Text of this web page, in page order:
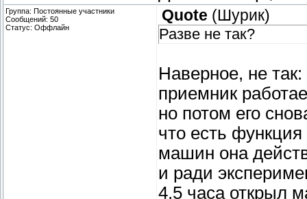
Группа: Постоянные участники
Сообщений: 50
Статус: Оффлайн
Quote (Шурик)
Разве не так?
Наверное, не
приемник
но потом его
что есть
машин она
и ради
4,5 часа открыл